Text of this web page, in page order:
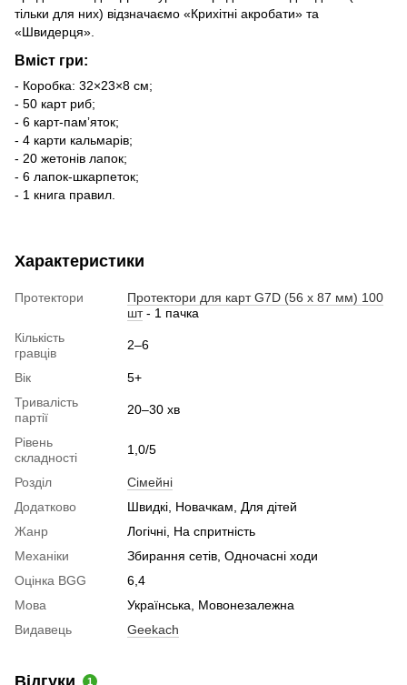
тільки для них) відзначаємо «Крихітні акробати» та
«Швидерця».
Вміст гри:
- Коробка: 32×23×8 см;
- 50 карт риб;
- 6 карт-памʼяток;
- 4 карти кальмарів;
- 20 жетонів лапок;
- 6 лапок-шкарпеток;
- 1 книга правил.
Характеристики
Протектори
Протектори для карт G7D (56 x 87 мм) 100
шт- 1 пачка
Кількість
гравців
2–6
Вік
5+
Тривалість
партії
20–30 хв
Рівень
складності
1,0/5
Розділ
Cімейні
Додатково
Швидкі, Новачкам, Для дітей
Жанр
Логічні, На спритність
Механіки
Збирання сетів, Одночасні ходи
Оцінка BGG
6,4
Мова
Українська, Мовонезалежна
Видавець
Geekach
Відгуки 1